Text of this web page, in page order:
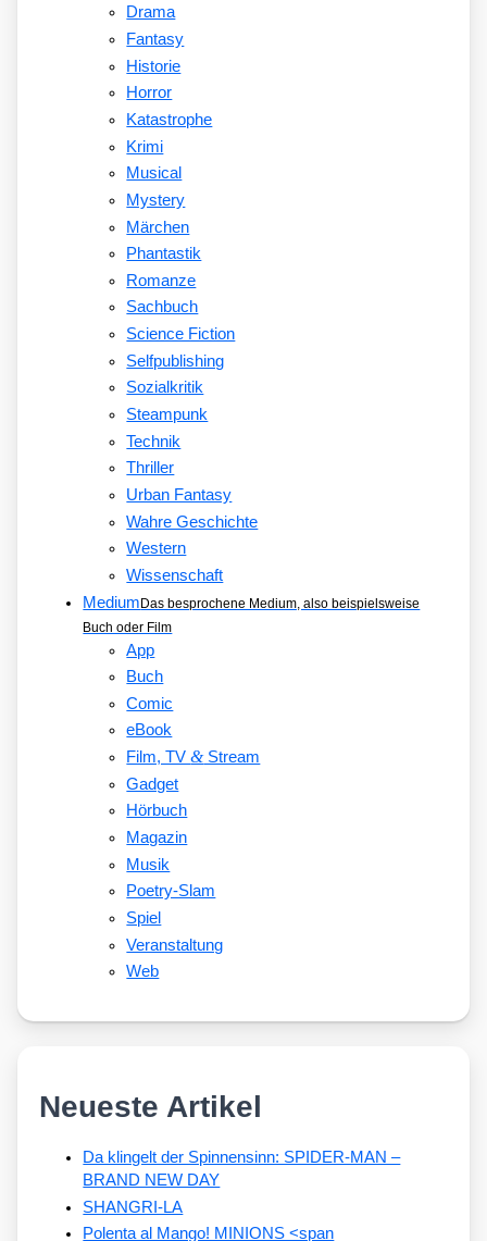
Drama
Fantasy
Historie
Horror
Katastrophe
Krimi
Musical
Mystery
Märchen
Phantastik
Romanze
Sachbuch
Science Fiction
Selfpublishing
Sozialkritik
Steampunk
Technik
Thriller
Urban Fantasy
Wahre Geschichte
Western
Wissenschaft
MediumDas besprochene Medium, also beispielsweise
Buch oder Film
App
Buch
Comic
eBook
Film, TV&Stream
Gadget
Hörbuch
Magazin
Musik
Poetry-Slam
Spiel
Veranstaltung
Web
Neueste Artikel
Da klingelt der Spinnensinn: SPIDER-MAN –
BRAND NEW DAY
SHANGRI-LA
Polenta al Mango! MINIONS <span